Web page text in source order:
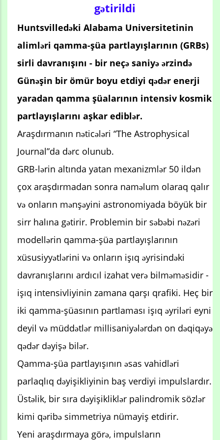
gətirildi
Huntsvilledəki Alabama Universitetinin
alimləri qamma-şüa partlayışlarının (GRBs)
sirli davranışını - bir neçə saniyə ərzində
Günəşin bir ömür boyu etdiyi qədər enerji
yaradan qamma şüalarının intensiv kosmik
partlayışlarını aşkar ediblər.
Araşdırmanın nəticələri “The Astrophysical
Journal”da dərc olunub.
GRB-lərin altında yatan mexanizmlər 50 ildən
çox araşdırmadan sonra naməlum olaraq qalır
və onların mənşəyini astronomiyada böyük bir
sirr halına gətirir. Problemin bir səbəbi nəzəri
modellərin qamma-şüa partlayışlarının
xüsusiyyətlərini və onların işıq əyrisindəki
davranışlarını ardıcıl izahat verə bilməməsidir -
işıq intensivliyinin zamana qarşı qrafiki. Heç bir
iki qamma-şüasının partlaması işıq əyriləri eyni
deyil və müddətlər millisaniyələrdən on dəqiqəyə
qədər dəyişə bilər.
Qamma-şüa partlayışının əsas vahidləri
parlaqlıq dəyişikliyinin baş verdiyi impulslardır.
Üstəlik, bir sıra dəyişikliklər palindromik sözlər
kimi qəribə simmetriya nümayiş etdirir.
Yeni araşdırmaya görə, impulsların